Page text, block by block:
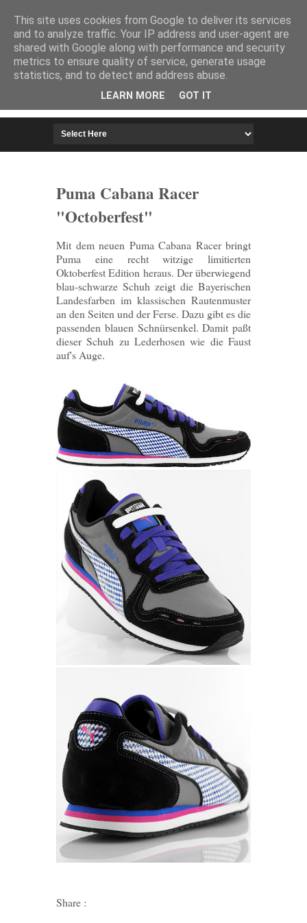
HOME IMPRESSUM
Puma Cabana Racer
"Octoberfest"
Mit dem neuen Puma Cabana Racer bringt
Puma eine recht witzige limitierten
Oktoberfest Edition heraus. Der überwiegend
blau-schwarze Schuh zeigt die Bayerischen
Landesfarben im klassischen Rautenmuster
an den Seiten und der Ferse. Dazu gibt es die
passenden blauen Schnürsenkel. Damit paßt
dieser Schuh zu Lederhosen wie die Faust
auf's Auge.
Share :
This site uses cookies from Google to deliver its services
and to analyze traffic. Your IP address and user-agent are
shared with Google along with performance and security
metrics to ensure quality of service, generate usage
statistics, and to detect and address abuse.
LEARN MORE GOT IT